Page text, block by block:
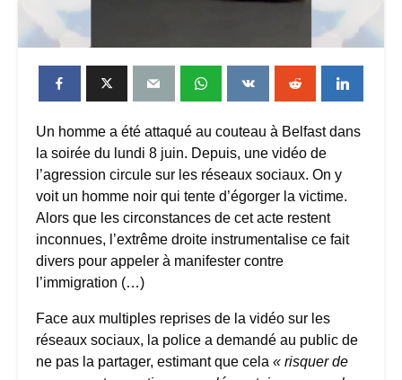
Un homme a été attaqué au couteau à Belfast dans
la soirée du lundi 8 juin. Depuis, une vidéo de
l’agression circule sur les réseaux sociaux. On y
voit un homme noir qui tente d’égorger la victime.
Alors que les circonstances de cet acte restent
inconnues, l’extrême droite instrumentalise ce fait
divers pour appeler à manifester contre
l’immigration (…)
Face aux multiples reprises de la vidéo sur les
réseaux sociaux, la police a demandé au public de
ne pas la partager, estimant que cela « risquer de